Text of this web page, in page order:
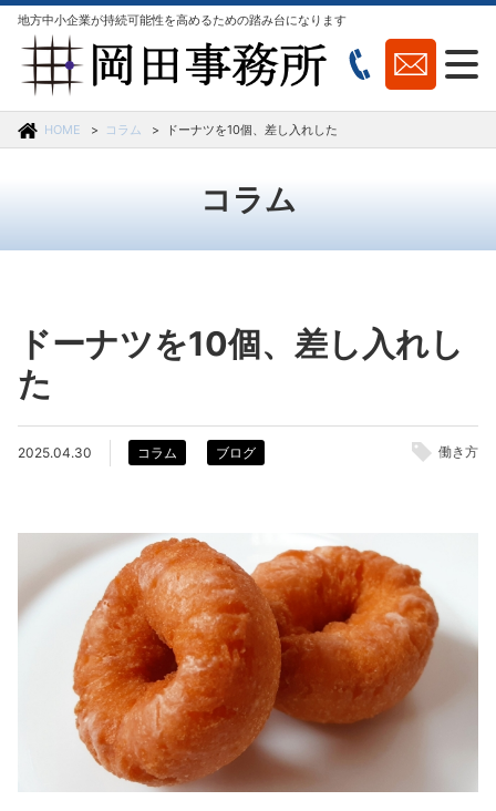
地方中小企業が持続可能性を高めるための踏み台になります
HOME コラム ドーナツを10個、差し入れした
コラム
ドーナツを10個、差し入れし
た
2025.04.30 コラム ブログ 働き方